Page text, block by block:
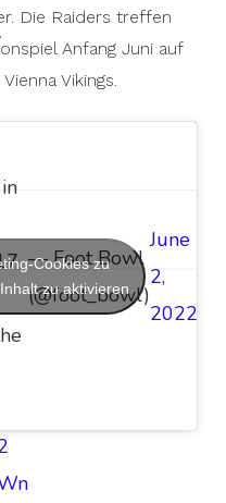
Die Raiders treffen
Anfang Juni auf
Vikings.
— Foot Bowl
(@foot_bowl)
June
2,
2022
Cookies zu
zu aktivieren